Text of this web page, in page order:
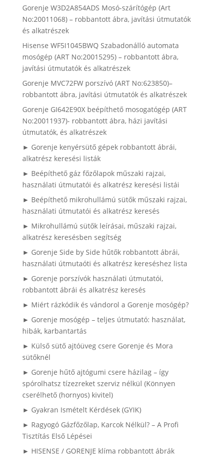
Gorenje W3D2A854ADS Mosó-szárítógép (Art
No:20011068) – robbantott ábra, javítási útmutatók
és alkatrészek
Hisense WF5I1045BWQ Szabadonálló automata
mosógép (ART No:20015295) – robbantott ábra,
javítási útmutatók és alkatrészek
Gorenje MVC72FW porszívó (ART No:623850)–
robbantott ábra, javítási útmutatók és alkatrészek
Gorenje GI642E90X beépíthető mosogatógép (ART
No:20011937)- robbantott ábra, házi javítási
útmutatók, és alkatrészek
► Gorenje kenyérsütő gépek robbantott ábrái,
alkatrész keresési listák
► Beépíthető gáz főzőlapok műszaki rajzai,
használati útmutatói és alkatrész keresési listái
► Beépíthető mikrohullámú sütők műszaki rajzai,
használati útmutatói és alkatrész keresés
► Mikrohullámú sütők leírásai, műszaki rajzai,
alkatrész keresésben segítség
► Gorenje Side by Side hűtők robbantott ábrái,
használati útmutaóti és alkatrész kereséshez lista
► Gorenje porszívók használati útmutatói,
robbantott ábrái és alkatrész keresés
► Miért rázkódik és vándorol a Gorenje mosógép?
► Gorenje mosógép – teljes útmutató: használat,
hibák, karbantartás
► Külső sütő ajtóüveg csere Gorenje és Mora
sütőknél
► Gorenje hűtő ajtógumi csere házilag – így
spórolhatsz tízezreket szerviz nélkül (Könnyen
cserélhető (hornyos) kivitel)
► Gyakran Ismételt Kérdések (GYIK)
► Ragyogó Gázfőzőlap, Karcok Nélkül? – A Profi
Tisztítás Első Lépései
► HISENSE / GORENJE klíma robbantott ábrák